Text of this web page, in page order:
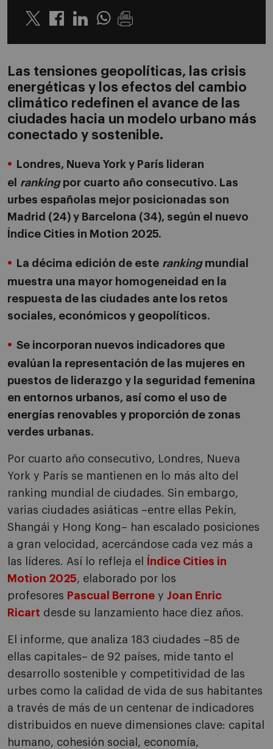
Twitter LinkedinWhatsapp
Las tensiones geopolíticas, las crisis
energéticas y los efectos del cambio
climático redefinen el avance de las
ciudades hacia un modelo urbano más
conectado y sostenible.
Londres, Nueva York y París lideran
el rankingpor cuarto año consecutivo. Las
urbes españolas mejor posicionadas son
Madrid (24) y Barcelona (34), según el nuevo
Índice Cities in Motion 2025.
La décima edición de este rankingmundial
muestra una mayor homogeneidad en la
respuesta de las ciudades ante los retos
sociales, económicos y geopolíticos.
Se incorporan nuevos indicadores que
evalúan la representación de las mujeres en
puestos de liderazgo y la seguridad femenina
en entornos urbanos, así como el uso de
energías renovables y proporción de zonas
verdes urbanas.
Por cuarto año consecutivo, Londres, Nueva
York y París se mantienen en lo más alto del
ranking mundial de ciudades. Sin embargo,
varias ciudades asiáticas –entre ellas Pekín,
Shangái y Hong Kong– han escalado posiciones
a gran velocidad, acercándose cada vez más a
las líderes. Así lo refleja el
Índice Cities in
Motion 2025, elaborado por los
profesores Pascual Berrone y Joan Enric
Ricart desde su lanzamiento hace diez años.
El informe, que analiza 183 ciudades –85 de
ellas capitales– de 92 países, mide tanto el
desarrollo sostenible y competitividad de las
urbes como la calidad de vida de sus habitantes
a través de más de un centenar de indicadores
distribuidos en nueve dimensiones clave: capital
humano, cohesión social, economía,